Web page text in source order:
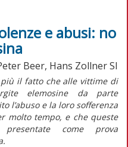
e abusi: no
Beer, Hans Zollner SI
il fatto che alle vittime di
elemosine da parte
l’abuso e la loro sofferenza
molto tempo, e che queste
come prova